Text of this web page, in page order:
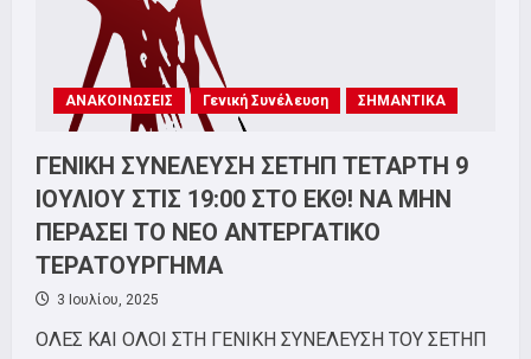
ΑΝΑΚΟΙΝΩΣΕΙΣ Γενική Συνέλευση ΣΗΜΑΝΤΙΚΑ
ΓΕΝΙΚΗ ΣΥΝΕΛΕΥΣΗ ΣΕΤΗΠ ΤΕΤΑΡΤΗ 9
ΙΟΥΛΙΟΥ ΣΤΙΣ 19:00 ΣΤΟ ΕΚΘ! ΝΑ ΜΗΝ
ΠΕΡΑΣΕΙ ΤΟ ΝΕΟ ΑΝΤΕΡΓΑΤΙΚΟ
ΤΕΡΑΤΟΥΡΓΗΜΑ
3 Ιουλίου, 2025
ΟΛΕΣ ΚΑΙ ΟΛΟΙ ΣΤΗ ΓΕΝΙΚΗ ΣΥΝΕΛΕΥΣΗ ΤΟΥ ΣΕΤΗΠ